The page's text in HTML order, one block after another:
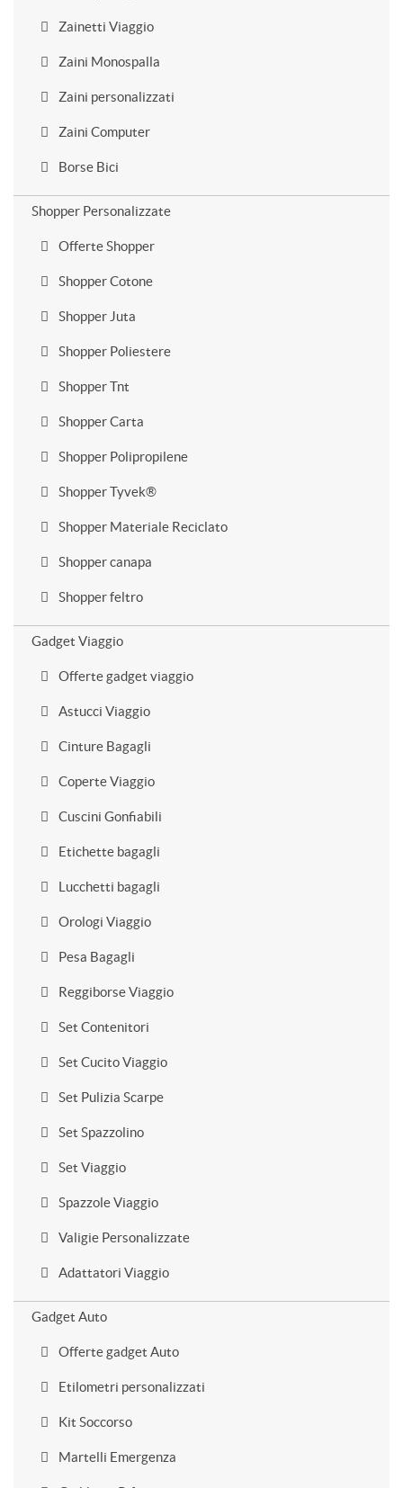
Zainetti Viaggio
Zaini Monospalla
Zaini personalizzati
Zaini Computer
Borse Bici
Shopper Personalizzate
Offerte Shopper
Shopper Cotone
Shopper Juta
Shopper Poliestere
Shopper Tnt
Shopper Carta
Shopper Polipropilene
Shopper Tyvek®
Shopper Materiale Reciclato
Shopper canapa
Shopper feltro
Gadget Viaggio
Offerte gadget viaggio
Astucci Viaggio
Cinture Bagagli
Coperte Viaggio
Cuscini Gonfiabili
Etichette bagagli
Lucchetti bagagli
Orologi Viaggio
Pesa Bagagli
Reggiborse Viaggio
Set Contenitori
Set Cucito Viaggio
Set Pulizia Scarpe
Set Spazzolino
Set Viaggio
Spazzole Viaggio
Valigie Personalizzate
Adattatori Viaggio
Gadget Auto
Offerte gadget Auto
Etilometri personalizzati
Kit Soccorso
Martelli Emergenza